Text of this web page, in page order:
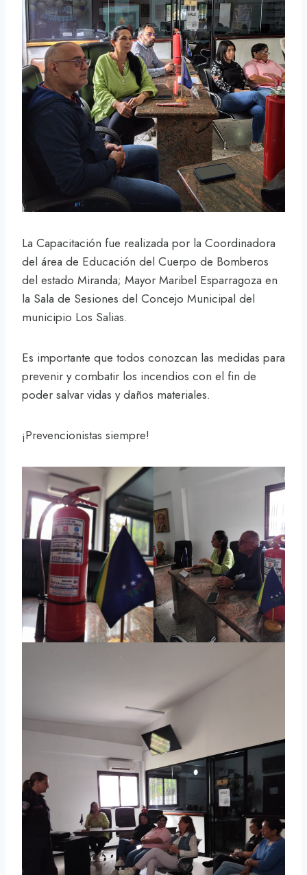
La Capacitación fue realizada por la Coordinadora
del área de Educación del Cuerpo de Bomberos
del estado Miranda; Mayor Maribel Esparragoza en
la Sala de Sesiones del Concejo Municipal del
municipio Los Salias.
Es importante que todos conozcan las medidas para
prevenir y combatir los incendios con el fin de
poder salvar vidas y daños materiales.
¡Prevencionistas siempre!